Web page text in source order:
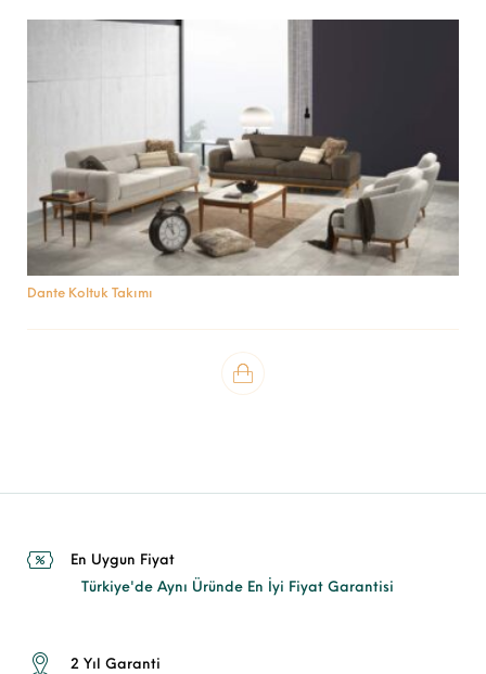
Dante Koltuk Takımı
En Uygun Fiyat
Türkiye'de Aynı Üründe En İyi Fiyat Garantisi
2 Yıl Garanti